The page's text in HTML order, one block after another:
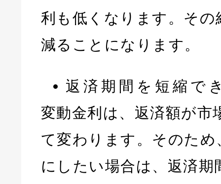
利も低くなります。その
減ることになります。
返済期間を短縮で
変動金利は、返済額が市
て変わります。そのため
にしたい場合は、返済期